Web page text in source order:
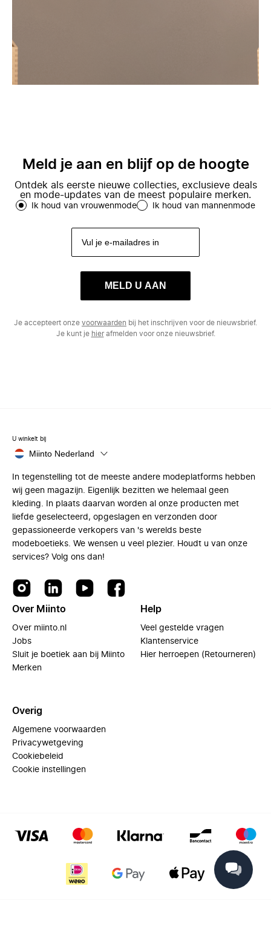
Meld je aan en blijf op de hoogte
Ontdek als eerste nieuwe collecties, exclusieve deals
en mode-updates van de meest populaire merken.
Ik houd van vrouwenmode Ik houd van mannenmode
MELD U AAN
Je accepteert onze voorwaarden bij het inschrijven voor de nieuwsbrief.
Je kunt je hierafmelden voor onze nieuwsbrief.
U winkelt bij
Miinto Nederland
In tegenstelling tot de meeste andere modeplatforms hebben
wij geen magazijn. Eigenlijk bezitten we helemaal geen
kleding. In plaats daarvan worden al onze producten met
liefde geselecteerd, opgeslagen en verzonden door
gepassioneerde verkopers van 's werelds beste
modeboetieks. We wensen u veel plezier. Houdt u van onze
services? Volg ons dan!
Over Miinto
Over miinto.nl
Jobs
Sluit je boetiek aan bij Miinto
Merken
Help
Veel gestelde vragen
Klantenservice
Hier herroepen (Retourneren)
Overig
Algemene voorwaarden
Privacywetgeving
Cookiebeleid
Cookie instellingen